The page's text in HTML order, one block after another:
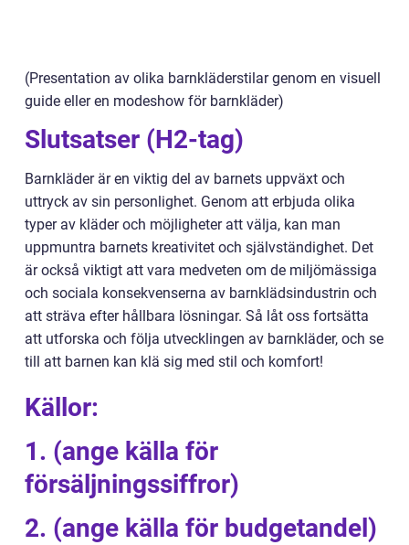
(Presentation av olika barnkläderstilar genom en visuell
guide eller en modeshow för barnkläder)
Slutsatser (H2-tag)
Barnkläder är en viktig del av barnets uppväxt och
uttryck av sin personlighet. Genom att erbjuda olika
typer av kläder och möjligheter att välja, kan man
uppmuntra barnets kreativitet och självständighet. Det
är också viktigt att vara medveten om de miljömässiga
och sociala konsekvenserna av barnklädsindustrin och
att sträva efter hållbara lösningar. Så låt oss fortsätta
att utforska och följa utvecklingen av barnkläder, och se
till att barnen kan klä sig med stil och komfort!
Källor:
1. (ange källa för
försäljningssiffror)
2. (ange källa för budgetandel)